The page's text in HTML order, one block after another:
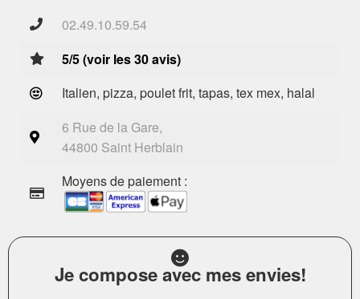
02.49.10.59.54
5/5 (voir les 30 avis)
Italien, pizza, poulet frit, tapas, tex mex, halal
6 Rue de la Gare,
44800 Saint Herblain
Moyens de paiement :
Je compose avec mes envies!